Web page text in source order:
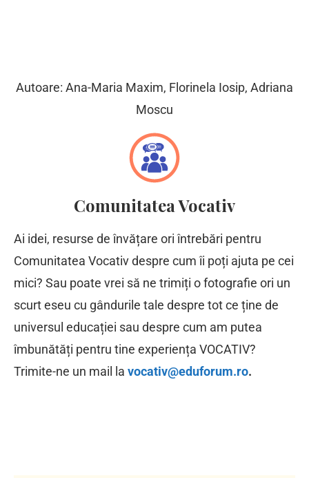
Autoare: Ana-Maria Maxim, Florinela Iosip, Adriana
Moscu
Comunitatea Vocativ
Ai idei, resurse de învățare ori întrebări pentru
Comunitatea Vocativ despre cum îi poți ajuta pe cei
mici? Sau poate vrei să ne trimiți o fotografie ori un
scurt eseu cu gândurile tale despre tot ce ține de
universul educației sau despre cum am putea
îmbunătăți pentru tine experiența VOCATIV?
Trimite-ne un mail la vocativ@eduforum.ro.